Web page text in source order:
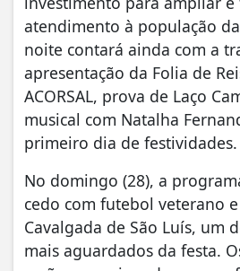
atendimento à população
noite contará ainda com a
apresentação da Folia de
ACORSAL, prova de Laço
musical com Natalha
primeiro dia de festividades.
No domingo (28), a
cedo com futebol veterano
Cavalgada de São Luís, um
mais aguardados da festa.